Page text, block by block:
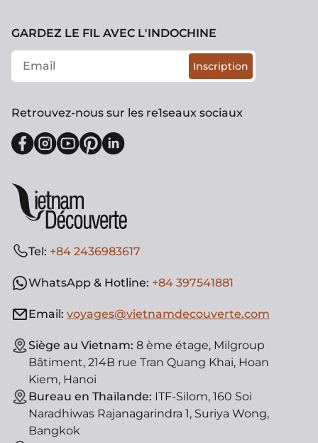
Tel: +84 2436983617
WhatsApp & Hotline: +84 397541881
Email: voyages@vietnamdecouverte.com
Siège au Vietnam: 8 ème étage, Milgroup
Bâtiment, 214B rue Tran Quang Khai, Hoan
Kiem, Hanoi
Bureau en Thaïlande: ITF-Silom, 160 Soi
Naradhiwas Rajanagarindra 1, Suriya Wong,
Bangkok
GARDEZ LE FIL AVEC L'INDOCHINE
Inscription
Retrouvez-nous sur les re1seaux sociaux